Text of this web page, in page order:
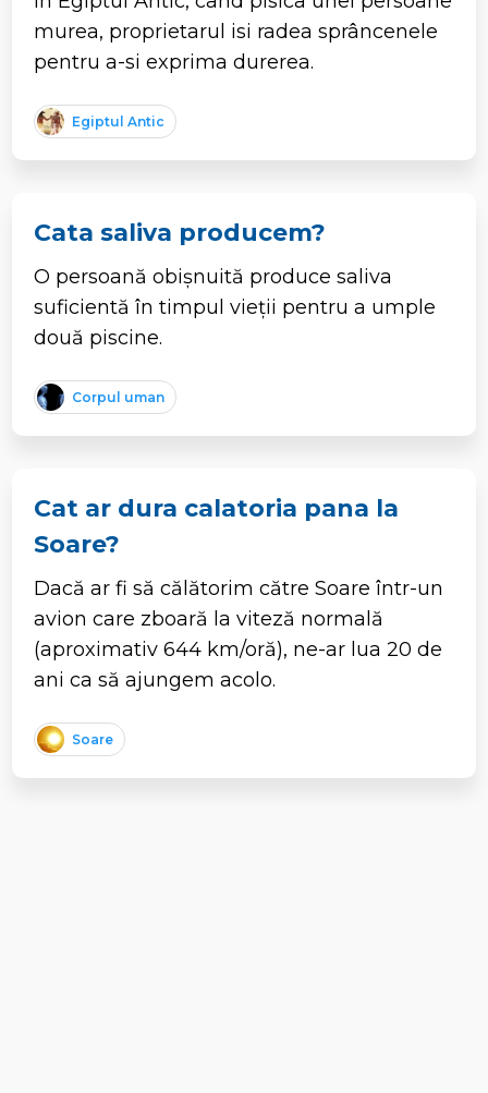
murea, proprietarul isi radea sprâncenele
pentru a-si exprima durerea.
Egiptul Antic
Cata saliva producem?
O persoană obișnuită produce saliva
suficientă în timpul vieții pentru a umple
două piscine.
Corpul uman
Cat ar dura calatoria pana la
Soare?
Dacă ar fi să călătorim către Soare într-un
avion care zboară la viteză normală
(aproximativ 644 km/oră), ne-ar lua 20 de
ani ca să ajungem acolo.
Soare